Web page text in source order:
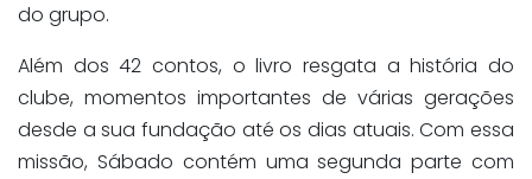
do grupo.
Além dos 42 contos, o livro resgata a história do
clube, momentos importantes de várias gerações
desde a sua fundação até os dias atuais. Com essa
missão, Sábado contém uma segunda parte com